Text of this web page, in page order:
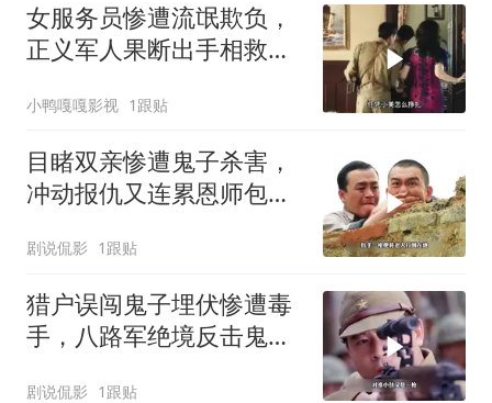
女服务员惨遭流氓欺负，
正义军人果断出手相救，
小鸭嘎嘎影视 1跟贴
目睹双亲惨遭鬼子杀害，
冲动报仇又连累恩师包疙
剧说侃影 1跟贴
猎户误闯鬼子埋伏惨遭毒
手，八路军绝境反击鬼子
剧说侃影 1跟贴